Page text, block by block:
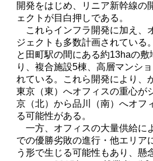
開発をはじめ、リニア新幹線の
ェクトが目白押しである。
これらインフラ開発に加え、
ジェクトも多数計画されている
と田町駅の間にある約13haの
り、複合施設5棟、高層マンシ
れている。これら開発により、
東京（東）へオフィスの重心が
京（北）から品川（南）へオフ
る可能性がある。
一方、オフィスの大量供給に
での優勝劣敗の進行・他エリア
う形で生じる可能性もあり、懸